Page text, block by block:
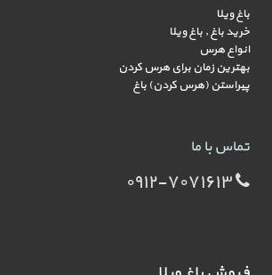
باغ ویلا
خرید باغ , باغ ویلا
انواع هرس
بهترین زمان برای هرس کردن
پیراستن (هرس کردن) باغ
تماس با ما